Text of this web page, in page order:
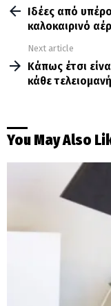
more Ιδέες από
καλοκαιρινό
Next article
Κάπως έτσι
κάθε τελειομανή
You May Also